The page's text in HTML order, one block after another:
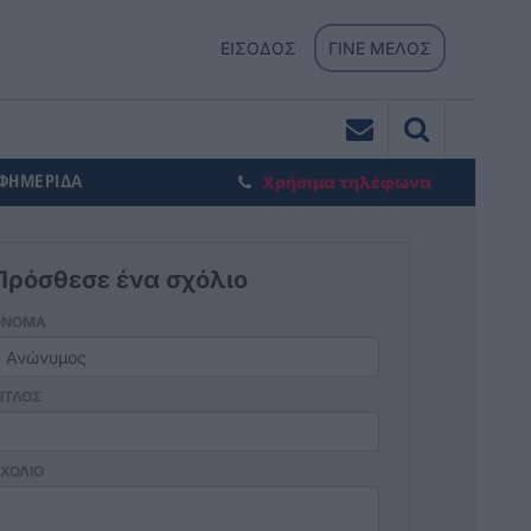
ΕΙΣΟΔΟΣ ΓΙΝΕ ΜΕΛΟΣ
Χρήσιμα τηλέφωνα
ένα σχόλιο